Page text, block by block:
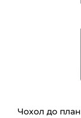
Чохол до